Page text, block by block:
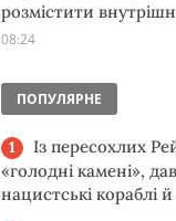
розмістити
08:24
ПОПУЛЯРНЕ
Із пересохлих
«голодні камені»,
нацистські кораблі